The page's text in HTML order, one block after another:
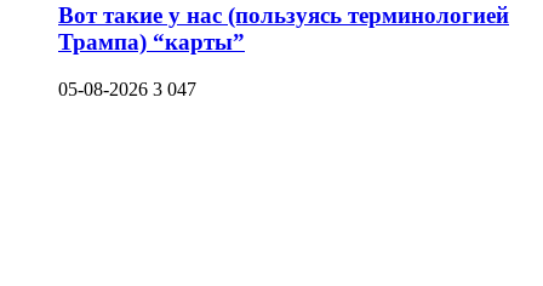
Вот такие у нас (пользуясь терминологией
Трампа) “карты”
05-08-2026 3 047